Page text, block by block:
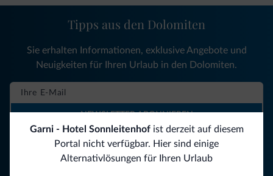
Garni - Hotel Sonnleitenhofist derzeit auf diesem
Portal nicht verfügbar. Hier sind einige
Alternativlösungen für Ihren Urlaub
Folgen Sie Dolomiti.it auf
Tipps aus den Dolomiten
Sie erhalten Informationen, exklusive Angebote und
Neuigkeiten für Ihren Urlaub in den Dolomiten.
NEWSLETTER ABONNIEREN